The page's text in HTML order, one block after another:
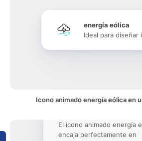
energía eólica
Ideal para diseñar
Icono animado energía eólica en
El icono animado energía
encaja perfectamente en